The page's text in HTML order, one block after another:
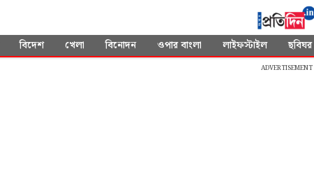
বিদেশ খেলা বিনোদন ওপার বাংলা লাইফস্টাইল ছবিঘর
ADVERTISEMENT